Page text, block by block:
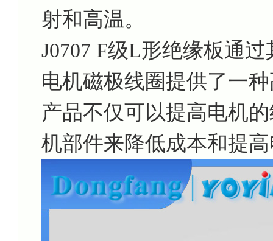
射和高温。
J0707 F级L形绝缘板通
电机磁极线圈提供了一
产品不仅可以提高电机
机部件来降低成本和提